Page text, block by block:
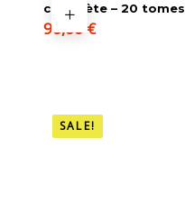
complète – 20 tomes
90,00 €
SALE!